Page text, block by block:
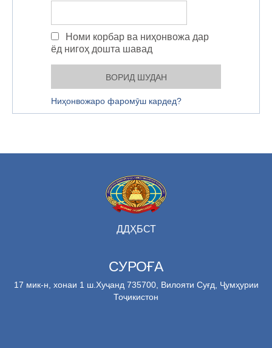
Номи корбар ва ниҳонвожа дар
ёд нигоҳ дошта шавад
Ниҳонвожаро фаромӯш кардед?
ДДҲБСТ
СУРОҒА
17 мик-н, хонаи 1 ш.Хуҷанд 735700, Вилояти Суғд, Ҷумҳурии
Тоҷикистон